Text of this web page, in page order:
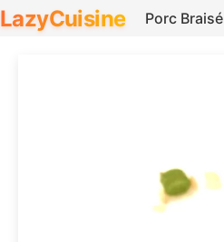
LazyCuisine Porc Braisé